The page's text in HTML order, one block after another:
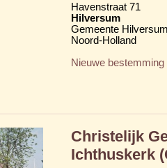
Havenstraat 71
Hilversum
Gemeente
Noord-Holland
Nieuwe bestemming
Christelijk
Ichthuskerk